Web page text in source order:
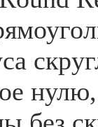
нулю,